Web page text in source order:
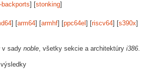
] [stonking]
] [arm64] [armhf] [ppc64el ] [riscv64] [s390x]
v sady noble, všetky sekcie a architektúry i386.